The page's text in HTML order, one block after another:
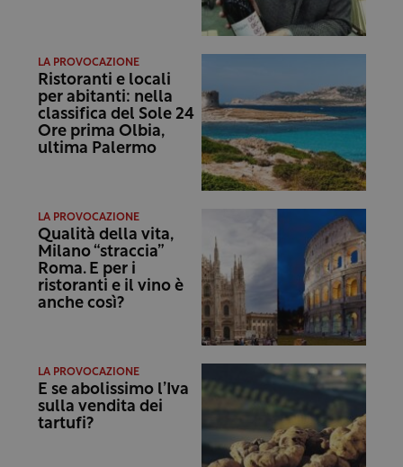
LA PROVOCAZIONE
Ristoranti e locali
per abitanti: nella
classifica del Sole 24
Ore prima Olbia,
ultima Palermo
LA PROVOCAZIONE
Qualità della vita,
Milano “straccia”
Roma. E per i
ristoranti e il vino è
anche così?
LA PROVOCAZIONE
E se abolissimo l’Iva
sulla vendita dei
tartufi?